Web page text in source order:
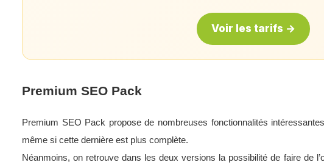
Voir les tarifs →
Premium SEO Pack
Premium SEO Pack propose de nombreuses fonctionnalités
même si cette dernière est plus complète.
Néanmoins, on retrouve dans les deux versions la possibilité de faire de